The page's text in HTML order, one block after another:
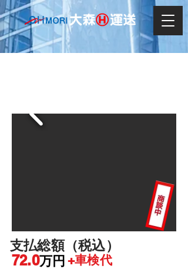
72.0万円 +車検代
支払総額（税込）